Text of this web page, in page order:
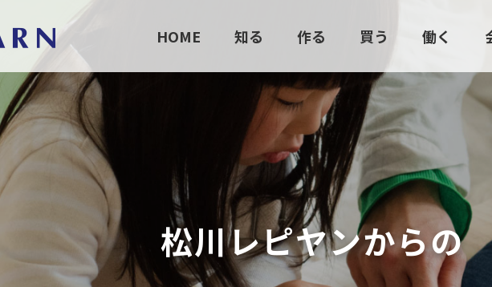
HOME 知る 作る 買う 働く
松 川レピヤンからの
お知らせ